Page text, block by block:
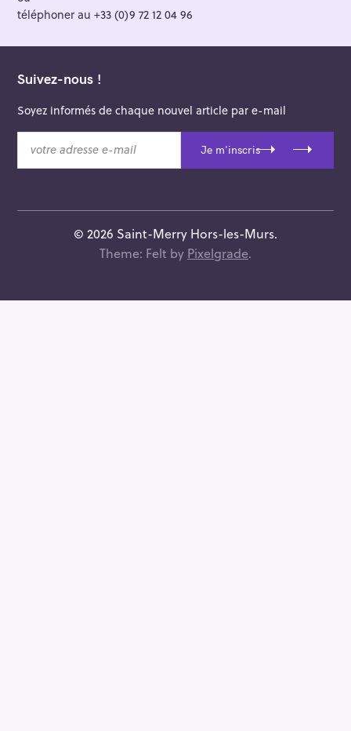
téléphoner au +33 (0)9 72 12 04 96
Suivez-nous !
Soyez informés de chaque nouvel article par e-mail
t
e
Je m'inscris
© 2026 Saint-Merry Hors-les-Murs.
Theme: Felt by Pixelgrade.